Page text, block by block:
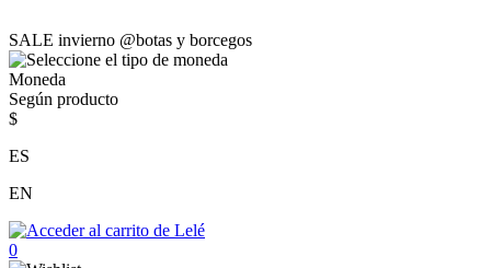
SALE invierno @botas y borcegos
Moneda
Según producto
$
ES
EN
0